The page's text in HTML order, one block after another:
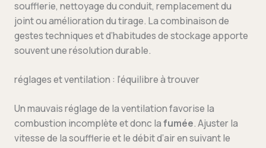
soufflerie, nettoyage du conduit, remplacement du
joint ou amélioration du tirage. La combinaison de
gestes techniques et d’habitudes de stockage apporte
souvent une résolution durable.
réglages et ventilation : l’équilibre à trouver
Un mauvais réglage de la ventilation favorise la
combustion incomplète et donc lafumée. Ajuster la
vitesse de la soufflerie et le débit d’air en suivant le